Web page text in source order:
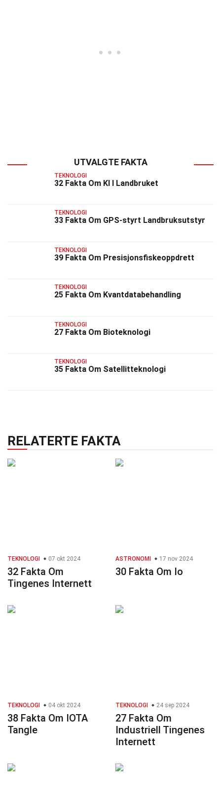
UTVALGTE FAKTA
TEKNOLOGI
32 Fakta Om KI I Landbruket
TEKNOLOGI
33 Fakta Om GPS-styrt Landbruksutstyr
TEKNOLOGI
39 Fakta Om Presisjonsfiskeoppdrett
TEKNOLOGI
25 Fakta Om Kvantdatabehandling
TEKNOLOGI
27 Fakta Om Bioteknologi
TEKNOLOGI
35 Fakta Om Satellitteknologi
RELATERTE FAKTA
TEKNOLOGI 07 okt 2024
32 Fakta Om
Tingenes Internett
ASTRONOMI 17 nov 2024
30 Fakta Om Io
TEKNOLOGI 04 okt 2024
38 Fakta Om IOTA
Tangle
TEKNOLOGI 24 sep 2024
27 Fakta Om
Industriell Tingenes
Internett